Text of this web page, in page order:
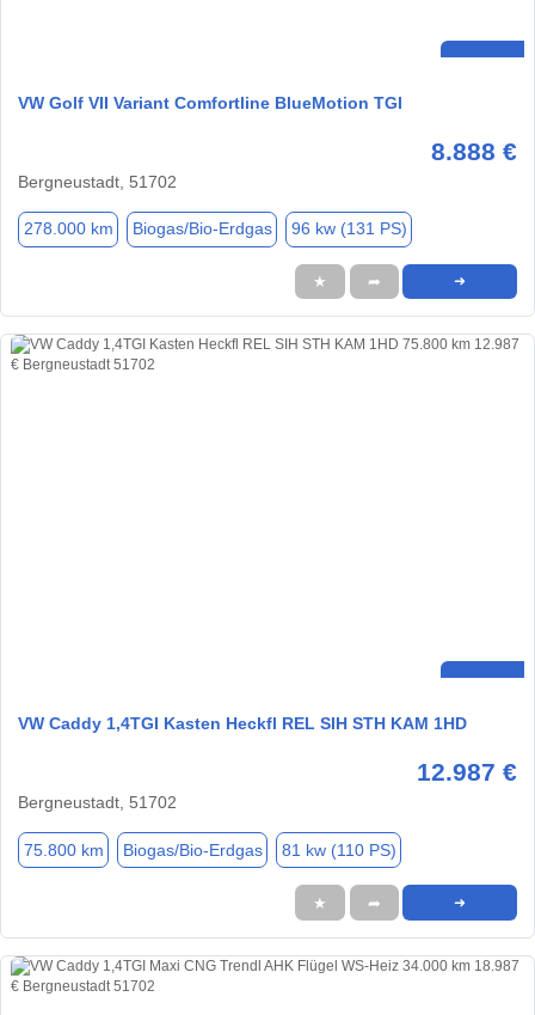
VW Golf VII Variant Comfortline BlueMotion TGI
8.888 €
Bergneustadt, 51702
278.000 km Biogas/Bio-Erdgas 96 kw (131 PS)
★ ➦ ➜
VW Caddy 1,4TGI Kasten Heckfl REL SIH STH KAM 1HD
12.987 €
Bergneustadt, 51702
75.800 km Biogas/Bio-Erdgas 81 kw (110 PS)
★ ➦ ➜